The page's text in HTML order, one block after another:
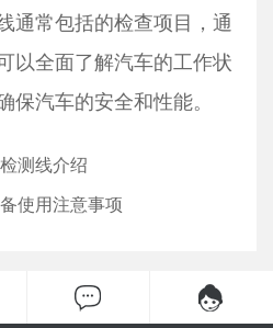
通常包括的检查项目，通
以全面了解汽车的工作状
汽车的安全和性能。
测线介绍
使用注意事项